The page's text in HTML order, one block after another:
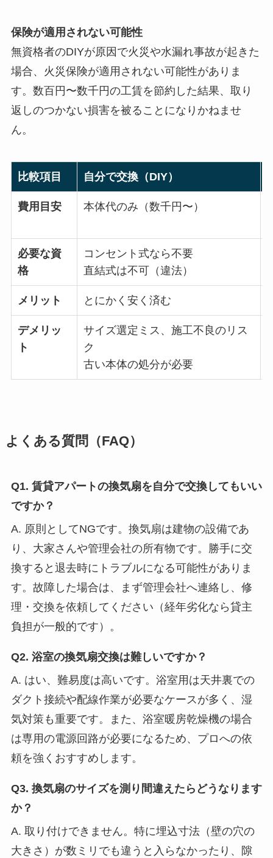
保険が適用されない可能性
無資格者のDIYが原因で火災や水漏れ事故が起きた
場合、火災保険が適用されない可能性がありま
す。数百円〜数千円の工賃を節約した結果、取り
返しのつかない損害を被ることになりかねませ
ん。
比較項目 自分で交換（DIY）
費用目安 本体代のみ（数千円〜）
必要な資
格
コンセント式なら不要
直結式は不可（違法）
メリット とにかく安く済む
デメリッ
ト
サイズ選定ミス、施工不良のリス
ク
古い本体の処分が必要
よくある質問（FAQ）
Q1. 賃貸アパートの換気扇を自分で交換してもいい
ですか？
A. 原則としてNGです。換気扇は建物の設備であ
り、大家さんや管理会社の所有物です。勝手に交
換すると退去時にトラブルになる可能性がありま
す。故障した場合は、まず管理会社へ連絡し、修
理・交換を依頼してください（経年劣化なら貸主
負担が一般的です）。
Q2. 浴室の換気扇交換は難しいですか？
A. はい、難易度は高いです。浴室用は天井裏での
ダクト接続や配線作業が必要なケースが多く、湿
気対策も重要です。また、浴室暖房乾燥機の場合
は専用の電源回路が必要になるため、プロへの依
頼を強くおすすめします。
Q3. 換気扇のサイズを測り間違えたらどうなります
か？
A. 取り付けできません。特に埋込寸法（壁の穴の
大きさ）が数ミリでも違うと入らなかったり、隙